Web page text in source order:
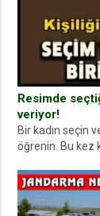
Resimde
veriyor!
Bir kadın seçin
öğrenin. Bu kez
kadın